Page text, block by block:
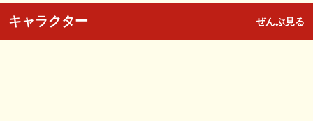
キャラクター ぜんぶ見る